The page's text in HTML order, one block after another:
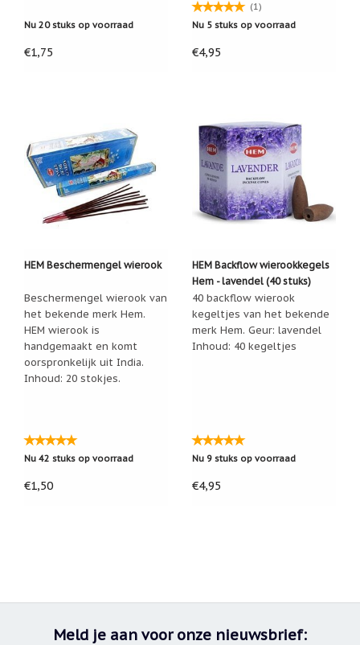
spiritualiteit
betalen
nodig
bij
het
vinden
cadeautje?
Nieuwsbrieven
van
De
Engel
Nu 20 stuks op voorraad
€1,75
(1)
Nu 5 stuks op voorraad
€4,95
HEM Beschermengel wierook
Beschermengel wierook van
het bekende merk Hem.
HEM wierook is
handgemaakt en komt
oorspronkelijk uit India.
Inhoud: 20 stokjes.
Nu 42 stuks op voorraad
€1,50
HEM Backflow wierookkegels
Hem - lavendel (40 stuks)
40 backflow wierook
kegeltjes van het bekende
merk Hem. Geur: lavendel
Inhoud: 40 kegeltjes
Nu 9 stuks op voorraad
€4,95
Meld je aan voor onze nieuwsbrief: